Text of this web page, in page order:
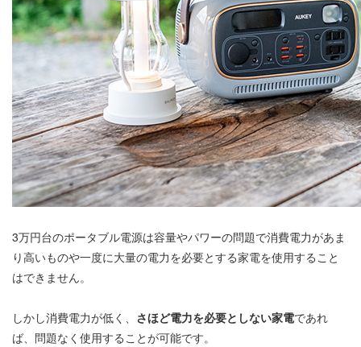
3万円台のポータブル電源は容量やパワーの問題で消費電力があま
り高いものや一度に大量の電力を必要とする家電を使用すること
はできません。
しかし消費電力が低く、 さほど電力を必要としない家電であれ
ば、問題なく使用することが可能です。